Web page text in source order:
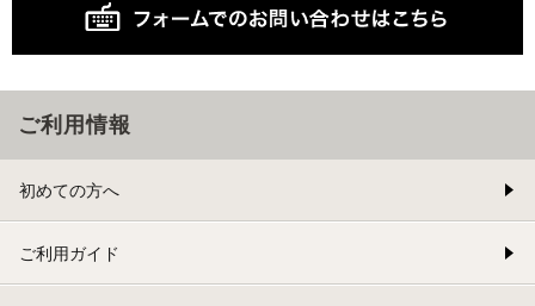
ご利用情報
初めての方へ
ご利用ガイド